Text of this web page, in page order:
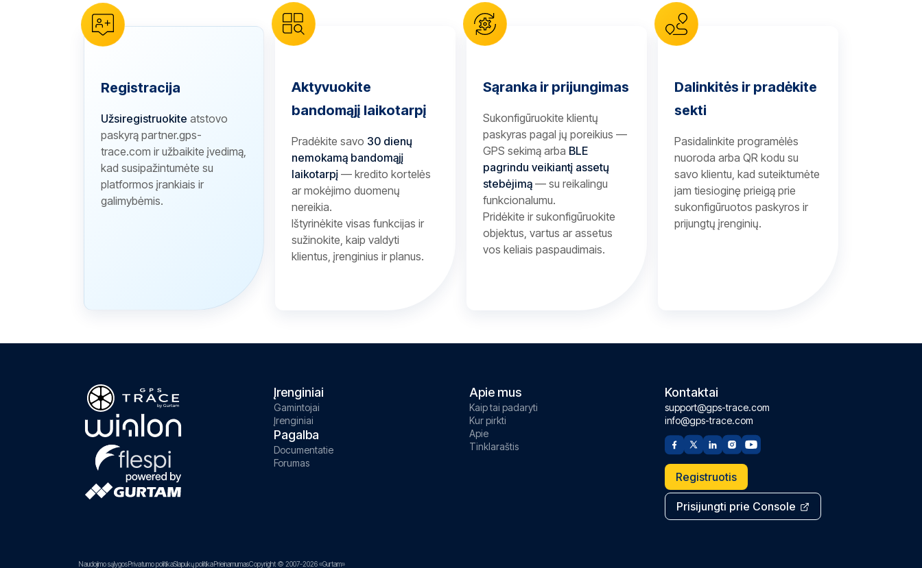
Registracija
Užsiregistruokite atstovo
paskyrą partner.gps-
trace.com ir užbaikite įvedimą,
kad susipažintumėte su
platformos įrankiais ir
galimybėmis.
Aktyvuokite
bandomąjį laikotarpį
Pradėkite savo 30 dienų
nemokamą bandomąjį
laikotarpį — kredito kortelės
ar mokėjimo duomenų
nereikia.
Ištyrinėkite visas funkcijas ir
sužinokite, kaip valdyti
klientus, įrenginius ir planus.
Sąranka ir prijungimas
Sukonfigūruokite klientų
paskyras pagal jų poreikius —
GPS sekimą arba BLE
pagrindu veikiantį assetų
stebėjimą — su reikalingu
funkcionalumu.
Pridėkite ir sukonfigūruokite
objektus, vartus ar assetus
vos keliais paspaudimais.
Dalinkitės ir pradėkite
sekti
Pasidalinkite programėlės
nuoroda arba QR kodu su
savo klientu, kad suteiktumėte
jam tiesioginę prieigą prie
sukonfigūruotos paskyros ir
prijungtų įrenginių.
Įrenginiai
Gamintojai
Įrenginiai
Pagalba
Documentatie
Forumas
Apie mus
Kaip tai padaryti
Kur pirkti
Apie
Tinklaraštis
Kontaktai
support@gps-trace.com
info@gps-trace.com
Registruotis
Prisijungti prie Console
Naudojimo sąlygosPrivatumo politikaSlapukų politikaPrieinamumasCopyright © 2007-2026 «Gurtam»